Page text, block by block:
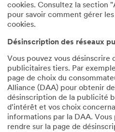
cookies. Consultez la section
pour savoir comment gérer
cookies.
Désinscription des réseaux
Vous pouvez vous désinscrire
publicitaires tiers. Par
page de choix du
Alliance (DAA) pour obtenir
désinscription de la publicité
d'intérêt et vos choix
informations par la DAA.
rendre sur la page de